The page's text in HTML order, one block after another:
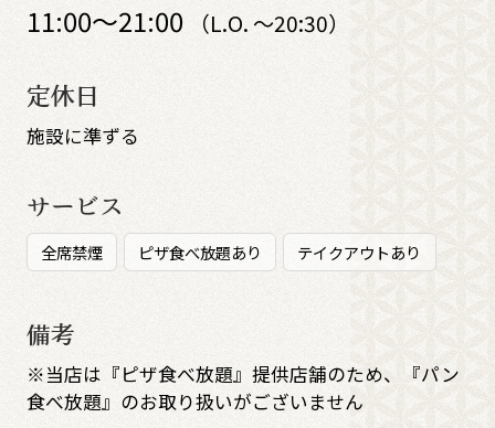
11:00～21:00 （L.O. ～20:30）
定休日
施設に準ずる
サービス
全席禁煙 ピザ食べ放題あり テイクアウトあり
備考
※当店は『ピザ食べ放題』提供店舗のため、『パン
食べ放題』のお取り扱いがございません